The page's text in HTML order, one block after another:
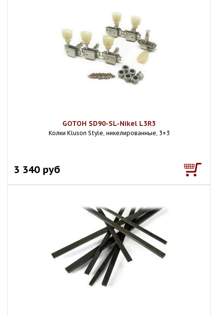
GOTOH SD90-SL-Nikel L3R3
Колки Kluson Style, никелированные, 3+3
3 340 руб